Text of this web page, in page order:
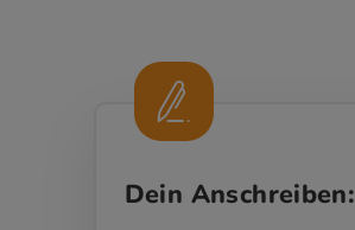
Dein Anschreiben: